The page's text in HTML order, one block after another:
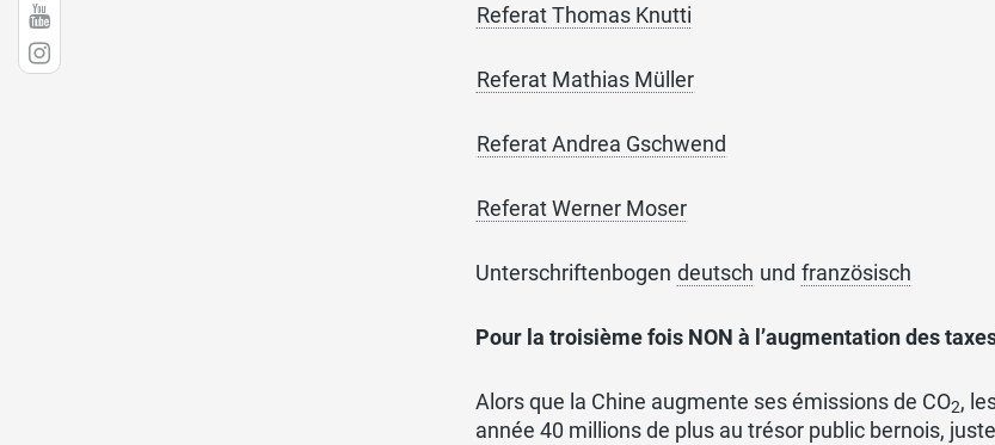
Referat Thomas Knutti
Referat Mathias Müller
Referat Andrea Gschwend
Referat Werner Moser
Unterschriftenbogen deutsch und französisch
Pour la troisième fois NON à l’augmentation des
Alors que la Chine augmente ses émissions de CO2,
année 40 millions de plus au trésor public bernois,